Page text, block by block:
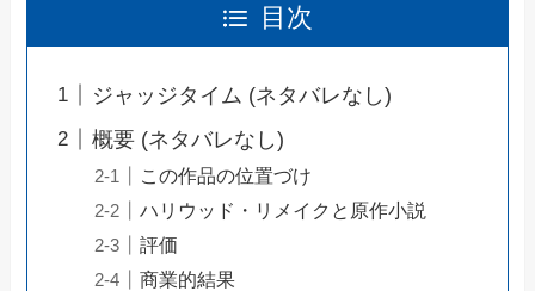
目次
ジャッジタイム (ネタバレなし)
概要 (ネタバレなし)
この作品の位置づけ
ハリウッド・リメイクと原作小説
評価
商業的結果